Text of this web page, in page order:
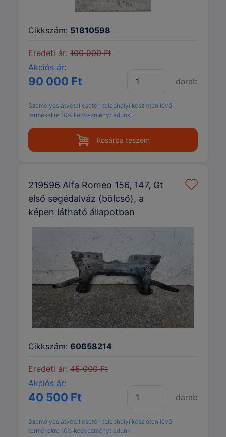
Cikkszám: 51810598
Eredeti ár: 100 000 Ft
Akciós ár:
90 000 Ft darab
Személyes átvétel esetén telephelyi készleten lévő
termékekre 10% kedvezményt adunk!
Kosárba teszem
219596 Alfa Romeo 156, 147, Gt
első segédalváz (bölcső), a
képen látható állapotban
Cikkszám: 60658214
Eredeti ár: 45 000 Ft
Akciós ár:
40 500 Ft darab
Személyes átvétel esetén telephelyi készleten lévő
termékekre 10% kedvezményt adunk!